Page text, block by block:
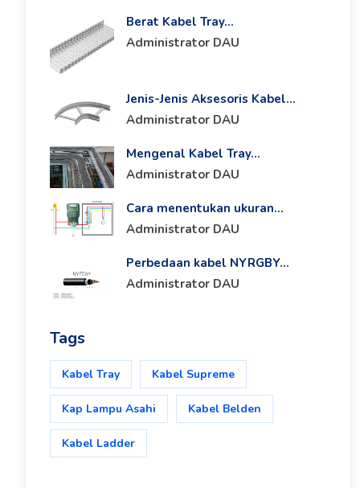
Berat Kabel Tray...
Administrator DAU
Jenis-Jenis Aksesoris Kabel...
Administrator DAU
Mengenal Kabel Tray...
Administrator DAU
Cara menentukan ukuran...
Administrator DAU
Perbedaan kabel NYRGBY...
Administrator DAU
Tags
Kabel Tray Kabel Supreme
Kap Lampu Asahi Kabel Belden
Kabel Ladder